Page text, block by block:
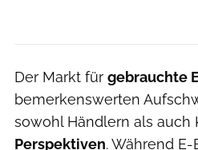
Der Markt für gebrauchte
bemerkenswerten
sowohl Händlern als auch
Perspektiven. Während